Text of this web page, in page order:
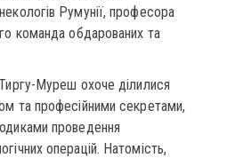
Румунії, професора
команда обдарованих та
Тиргу-Муреш охоче ділилися
та професійними секретами,
проведення
операцій. Натомість,